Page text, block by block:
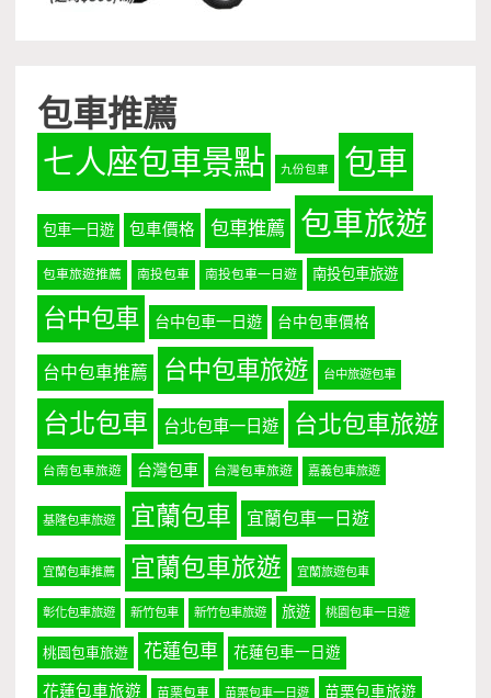
包車推薦
七人座包車景點 九份包車 包車
包車一日遊 包車價格 包車推薦 包車旅遊
包車旅遊推薦 南投包車 南投包車一日遊 南投包車旅遊
台中包車 台中包車一日遊 台中包車價格
台中包車推薦 台中包車旅遊 台中旅遊包車
台北包車 台北包車一日遊 台北包車旅遊
台南包車旅遊 台灣包車 台灣包車旅遊 嘉義包車旅遊
基隆包車旅遊 宜蘭包車 宜蘭包車一日遊
宜蘭包車推薦 宜蘭包車旅遊 宜蘭旅遊包車
彰化包車旅遊 新竹包車 新竹包車旅遊 旅遊 桃園包車一日遊
桃園包車旅遊 花蓮包車 花蓮包車一日遊
花蓮包車旅遊 苗栗包車 苗栗包車一日遊 苗栗包車旅遊